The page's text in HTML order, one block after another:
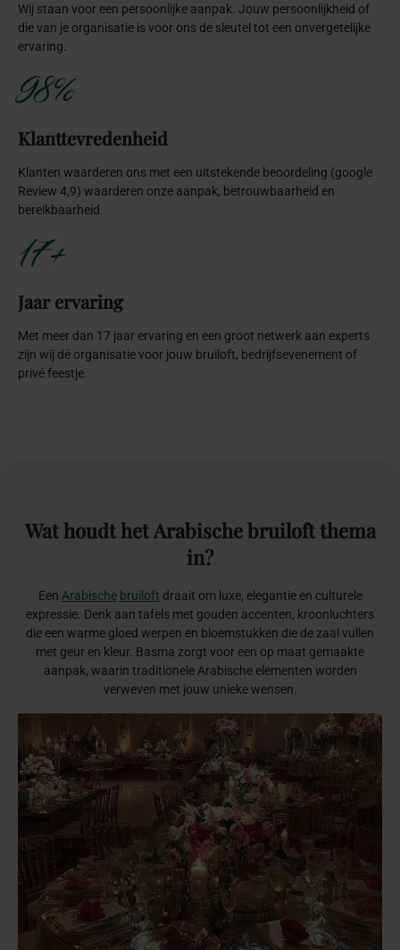
Wij staan voor een persoonlijke aanpak. Jouw persoonlijkheid of
die van je organisatie is voor ons de sleutel tot een onvergetelijke
ervaring.
98%
Klanttevredenheid
Klanten waarderen ons met een uitstekende beoordeling (google
Review 4,9) waarderen onze aanpak, betrouwbaarheid en
bereikbaarheid.
17+
Jaar ervaring
Met meer dan 17 jaar ervaring en een groot netwerk aan experts
zijn wij dé organisatie voor jouw bruiloft, bedrijfsevenement of
privé feestje.
WathoudthetArabischebruiloftthema
in?
Een Arabische bruiloft draait om luxe, elegantie en culturele
expressie. Denk aan tafels met gouden accenten, kroonluchters
die een warme gloed werpen en bloemstukken die de zaal vullen
met geur en kleur. Basma zorgt voor een op maat gemaakte
aanpak, waarin traditionele Arabische elementen worden
verweven met jouw unieke wensen.